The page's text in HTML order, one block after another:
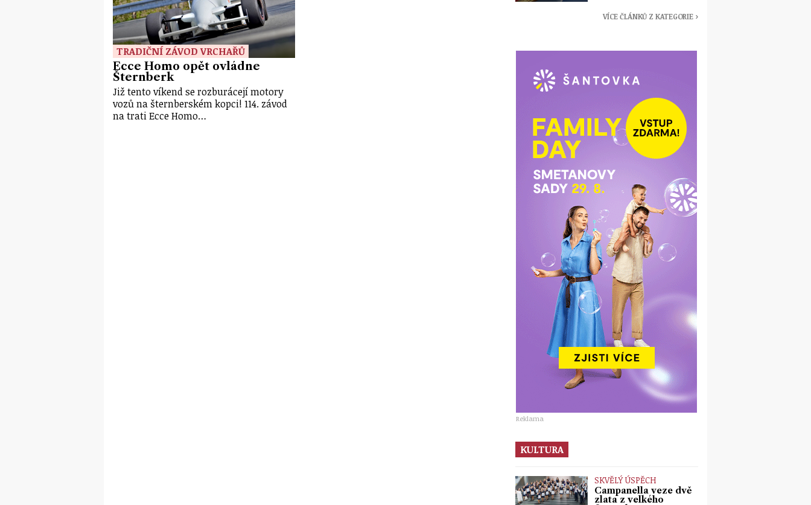
TRADIČNÍ ZÁVOD VRCHAŘŮ
Ecce Homo opět ovládne
Šternberk
Již tento víkend se rozburácejí motory
vozů na šternberském kopci! 114. závod
na trati Ecce Homo…
VÍCE ČLÁNKŮ Z KATEGORIE ›
Reklama
KULTURA
SKVĚLÝ ÚSPĚCH
Campanella veze dvě
zlata z velkého